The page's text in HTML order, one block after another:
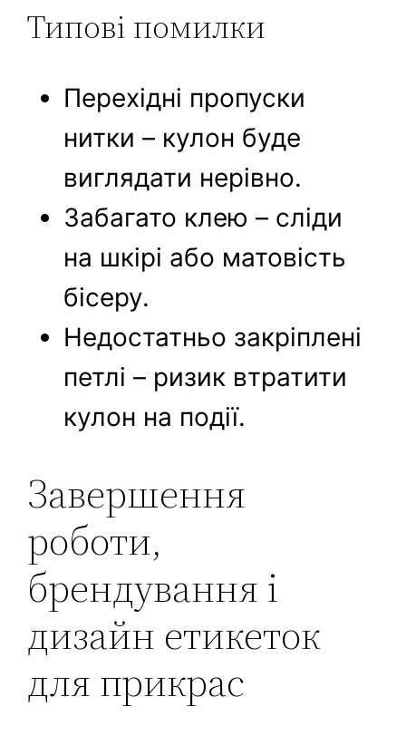
Типові помилки
Перехідні пропуски
нитки – кулон буде
виглядати нерівно.
Забагато клею – сліди
на шкірі або матовість
бісеру.
Недостатньо закріплені
петлі – ризик втратити
кулон на події.
Завершення
роботи,
брендування і
дизайн етикеток
для прикрас